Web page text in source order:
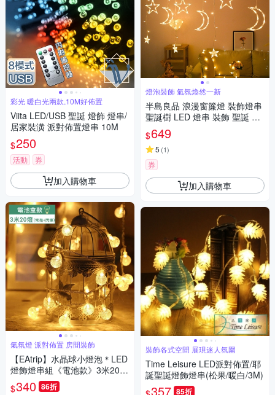
彩光 暖白光兩款,10M好佈置
Viita LED/USB 聖誕 燈飾 燈串/
居家裝潢 派對佈置燈串 10M
$250
活動 券
加入購物車
氣氛燈 派對佈置 房間裝飾
【EAtrip】水晶球小燈泡＊LED
燈飾燈串組《電池款》3米20
燈-暖色光
$340 86折
燈泡裝飾 氣氛煥然一新
半島良品 浪漫窗簾燈 裝飾燈串
聖誕樹 LED 燈串 裝飾 聖誕 聖
$649
5 (1)
券
加入購物車
裝飾各式空間 展現迷人氛圍
Time Leisure LED派對佈置/耶
誕聖誕燈飾燈串(松果/暖白/3M)
357 85折